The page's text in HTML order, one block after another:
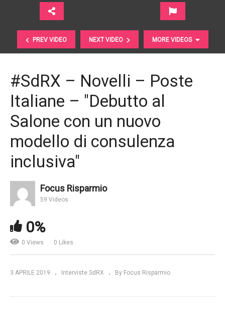
PREV VIDEO NEXT VIDEO MORE VIDEOS
#SdRX – Lomartire – State Street Global Advisors –
#SdRX – Novelli – Poste
Italiane – "Debutto al
Salone con un nuovo
modello di consulenza
inclusiva"
Focus Risparmio
59 Videos
0%
0 Views 0 Likes
3 APRILE 2019 Interviste SdRX By Focus Risparmio